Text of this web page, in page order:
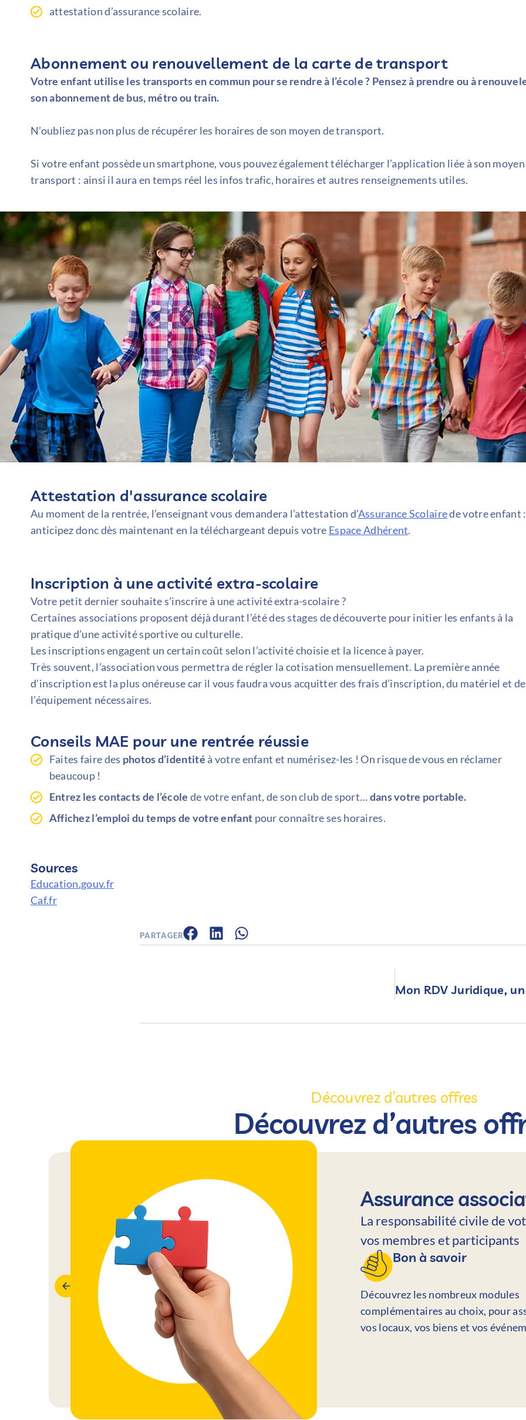
attestation d’assurance scolaire.
Abonnement ou renouvellement de la carte de transport
Votre enfant utilise les transports en commun pour se rendre à l’école ? Pensez à prendre ou à
son abonnement de bus, métro ou train.
N’oubliez pas non plus de récupérer les horaires de son moyen de transport.
Si votre enfant possède un smartphone, vous pouvez également télécharger l’application liée à son
transport : ainsi il aura en temps réel les infos trafic, horaires et autres renseignements utiles.
Attestation d'assurance scolaire
Au moment de la rentrée, l’enseignant vous demandera l’attestation d’Assurance Scolairede votre enfant :
anticipez donc dès maintenant en la téléchargeant depuis votre Espace Adhérent.
Inscription à une activité extra-scolaire
Votre petit dernier souhaite s’inscrire à une activité extra-scolaire ?
Certaines associations proposent déjà durant l’été des stages de découverte pour initier les enfants à la
pratique d’une activité sportive ou culturelle.
Les inscriptions engagent un certain coût selon l’activité choisie et la licence à payer.
Très souvent, l’association vous permettra de régler la cotisation mensuellement. La première année
d’inscription est la plus onéreuse car il vous faudra vous acquitter des frais d’inscription, du matériel et de
l’équipement nécessaires.
Conseils MAE pour une rentrée réussie
Faites faire des photos d’identité à votre enfant et numérisez-les ! On risque de vous en réclamer
beaucoup !
Entrez les contacts de l’école de votre enfant, de son club de sport…dans votre portable.
Affichez l’emploi du temps de votre enfant pour connaître ses horaires.
Sources
Education.gouv.fr
Caf.fr
PARTAGER
Découvrez d’autres offres
Découvrez d’autres
Assurance
La responsabilité civile de
vos membres et participants
Bon à savoir
Découvrez les nombreux modules
complémentaires au choix, pour
vos locaux, vos biens et vos